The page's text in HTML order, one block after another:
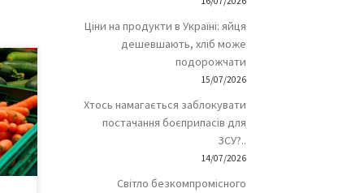
рік
У
Ціни на продукти в Україні: яйця
дешевшають, хліб може
подорожчати
15/07/2026
Хтось намагається заблокувати
постачання боєприпасів для
ЗСУ?..
14/07/2026
Світло безкомпромісного